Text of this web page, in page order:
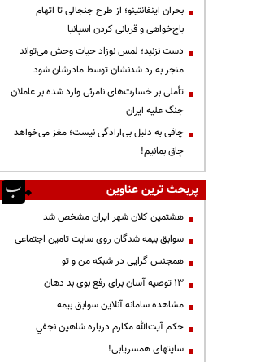
بحران اینفانتینو؛ از طرح جنجالی تا اتهام
باج‌خواهی و قربانی کردن اسپانیا
دست نزنید؛ لمس نوزاد حیات وحش می‌تواند
منجر به رد شدنشان توسط مادرشان شود
تأملی بر خسارت‌های نامرئی وارد شده بر عاملان
جنگ علیه ایران
چاقی به دلیل بی‌ارادگی نیست؛ مغز می‌خواهد
چاق بمانیم!
پربحث ترین عناوین
هشتمین کلان شهر ایران مشخص شد
سوابق بیمه شدگان روی سایت تامین اجتماعی
همجنس گرایی در شبکه من و تو
13 توصیه آسان برای رفع بوی بد دهان
مشاهده سامانه آنلاين سوابق بیمه
حكم آيت‌الله مكارم درباره شاهين نجفي
سایتهای همسریابی!